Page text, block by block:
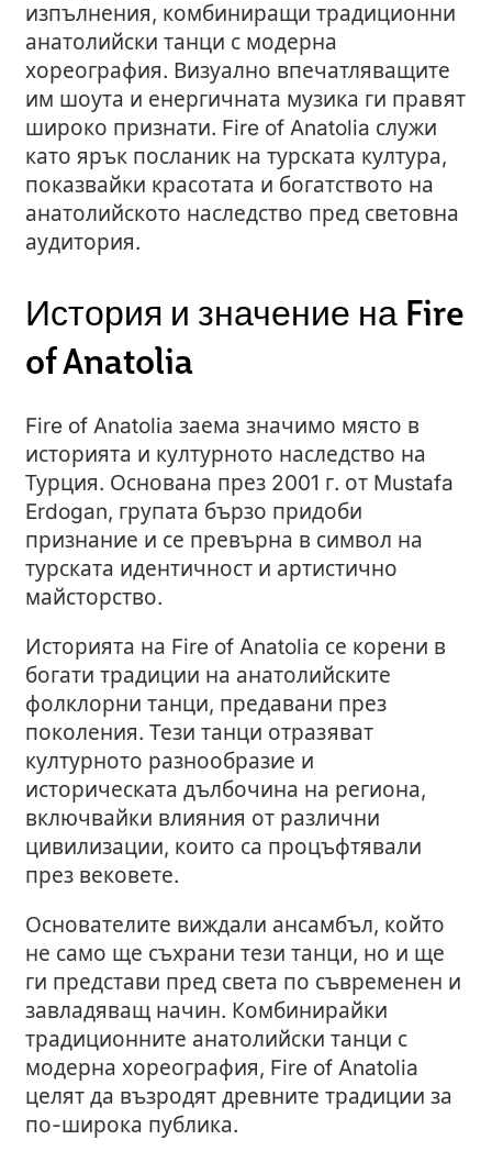
изпълнения, комбиниращи традиционни
анатолийски танци с модерна
хореография. Визуално впечатляващите
им шоута и енергичната музика ги правят
широко признати. Fire of Anatolia служи
като ярък посланик на турската култура,
показвайки красотата и богатството на
анатолийското наследство пред световна
аудитория.
История и значение на Fire
of Anatolia
Fire of Anatolia заема значимо място в
историята и културното наследство на
Турция. Основана през 2001 г. от Mustafa
Erdogan, групата бързо придоби
признание и се превърна в символ на
турската идентичност и артистично
майсторство.
Историята на Fire of Anatolia се корени в
богати традиции на анатолийските
фолклорни танци, предавани през
поколения. Тези танци отразяват
културното разнообразие и
историческата дълбочина на региона,
включвайки влияния от различни
цивилизации, които са процъфтявали
през вековете.
Основателите виждали ансамбъл, който
не само ще съхрани тези танци, но и ще
ги представи пред света по съвременен и
завладяващ начин. Комбинирайки
традиционните анатолийски танци с
модерна хореография, Fire of Anatolia
целят да възродят древните традиции за
по-широка публика.